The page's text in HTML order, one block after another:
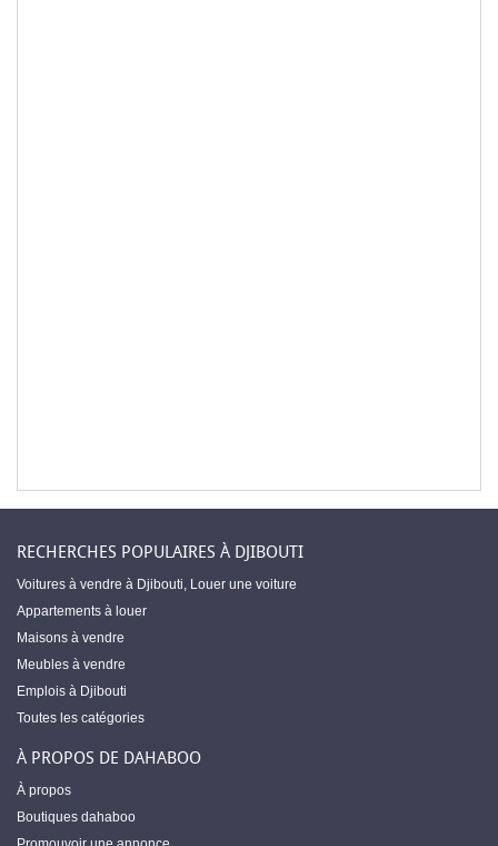
RECHERCHES POPULAIRES À DJIBOUTI
Voitures à vendre à Djibouti, Louer une voiture
Appartements à louer
Maisons à vendre
Meubles à vendre
Emplois à Djibouti
Toutes les catégories
À PROPOS DE DAHABOO
À propos
Boutiques dahaboo